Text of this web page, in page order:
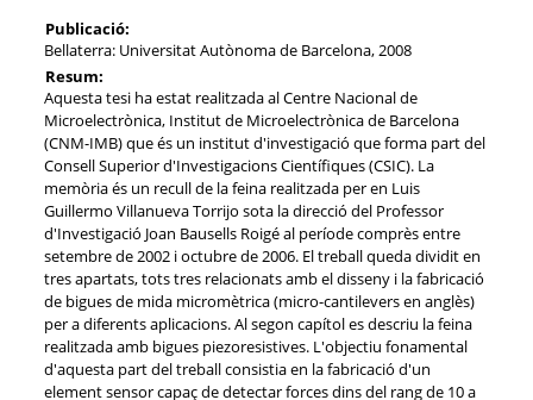
Publicació:
Bellaterra: Universitat Autònoma de Barcelona, 2008
Resum:
Aquesta tesi ha estat realitzada al Centre Nacional de
Microelectrònica, Institut de Microelectrònica de Barcelona
(CNM-IMB) que és un institut d'investigació que forma part del
Consell Superior d'Investigacions Científiques (CSIC). La
memòria és un recull de la feina realitzada per en Luis
Guillermo Villanueva Torrijo sota la direcció del Professor
d'Investigació Joan Bausells Roigé al període comprès entre
setembre de 2002 i octubre de 2006. El treball queda dividit en
tres apartats, tots tres relacionats amb el disseny i la fabricació
de bigues de mida micromètrica (micro-cantilevers en anglès)
per a diferents aplicacions. Al segon capítol es descriu la feina
realitzada amb bigues piezoresistives. L'objectiu fonamental
d'aquesta part del treball consistia en la fabricació d'un
element sensor capaç de detectar forces dins del rang de 10 a